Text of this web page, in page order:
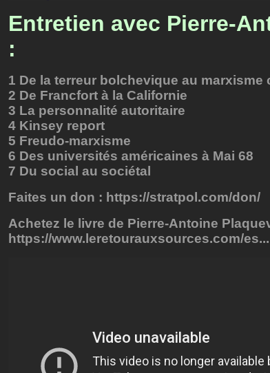
Entretien avec Pierre-
:
1 De la terreur bolchevique au marxisme
2 De Francfort à la Californie
3 La personnalité autoritaire
4 Kinsey report
5 Freudo-marxisme
6 Des universités américaines à Mai 68
7 Du social au sociétal
Faites un don : https://stratpol.com/don/
Achetez le livre de Pierre-Antoine
https://www.leretourauxsources.com/es...